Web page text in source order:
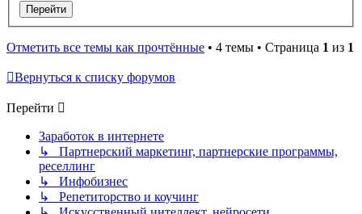
Отметить все темы как прочтённые • 4 темы • Страница 1 из 1
Вернуться к списку форумов
Перейти
Заработок в интернете
↳ Партнерский маркетинг, партнерские программы,
реселлинг
↳ Инфобизнес
↳ Репетиторство и коучинг